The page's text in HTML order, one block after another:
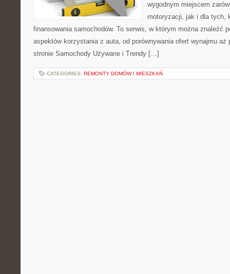
wygodnym miejscem
motoryzacji, jak i dla tych,
finansowania samochodów. To serwis, w którym można znaleźć
aspektów korzystania z auta, od porównywania ofert wynajmu aż
stronie Samochody Używane i Trendy […]
CATEGORIES: REMONTY DOMÓW I MIESZKAŃ